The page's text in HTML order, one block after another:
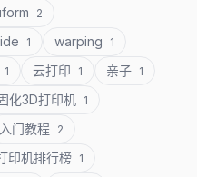
2
1 warping 1
1 云打印 1 亲子 1
化3D打印机 1
入门教程 2
印机排行榜 1